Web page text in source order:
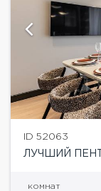
ID 52063
ЛУЧШИЙ
комнат